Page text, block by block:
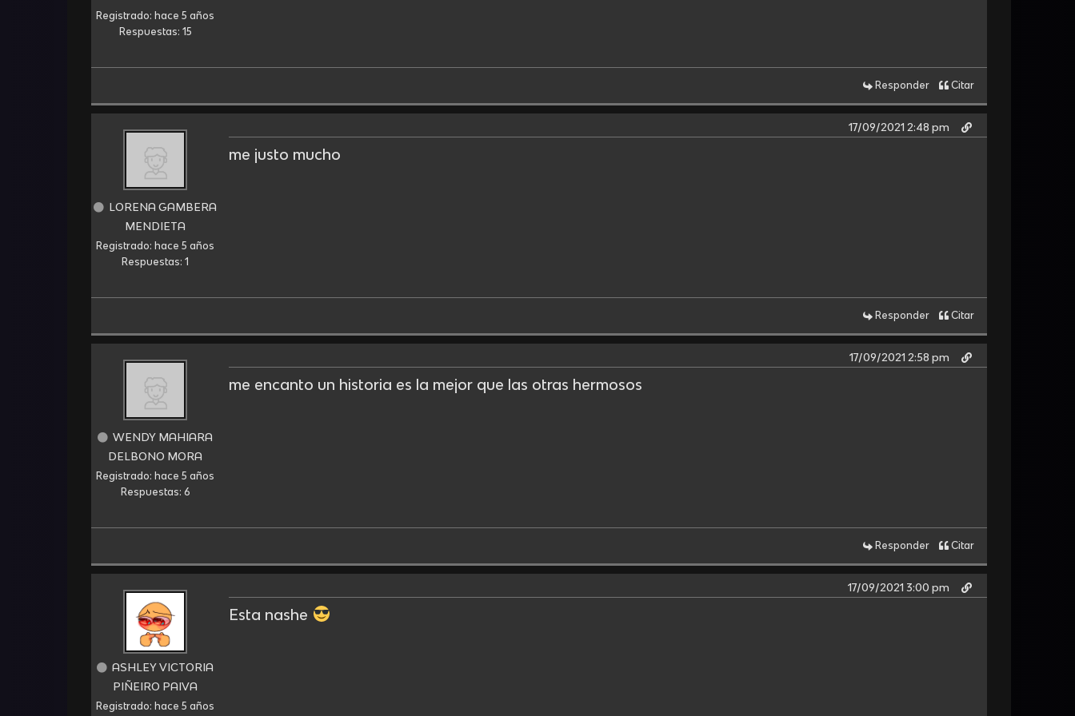
Registrado: hace 5 años
Respuestas: 15
Responder Citar
LORENA GAMBERA
MENDIETA
Registrado: hace 5 años
Respuestas: 1
17/09/2021 2:48 pm
me justo mucho
Responder Citar
WENDY MAHIARA
DELBONO MORA
Registrado: hace 5 años
Respuestas: 6
17/09/2021 2:58 pm
me encanto un historia es la mejor que las otras hermosos
Responder Citar
ASHLEY VICTORIA
PIÑEIRO PAIVA
Registrado: hace 5 años
17/09/2021 3:00 pm
Esta nashe